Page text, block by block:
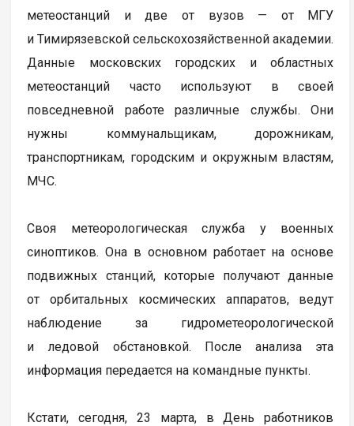
метеостанций и две от вузов — от МГУ
и Тимирязевской сельскохозяйственной академии.
Данные московских городских и областных
метеостанций часто используют в своей
повседневной работе различные службы. Они
нужны коммунальщикам, дорожникам,
транспортникам, городским и окружным властям,
МЧС.
Своя метеорологическая служба у военных
синоптиков. Она в основном работает на основе
подвижных станций, которые получают данные
от орбитальных космических аппаратов, ведут
наблюдение за гидрометеорологической
и ледовой обстановкой. После анализа эта
информация передается на командные пункты.
Кстати, сегодня, 23 марта, в День работников